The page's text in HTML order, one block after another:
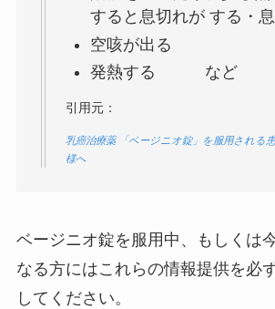
すると息切れが する・
空咳が出る
発熱する など
引用元：
乳癌治療薬 「ベージニオ錠」を服用される
様へ
ベージニオ錠を服用中、もしくは
なる方にはこれらの情報提供を必
してください。